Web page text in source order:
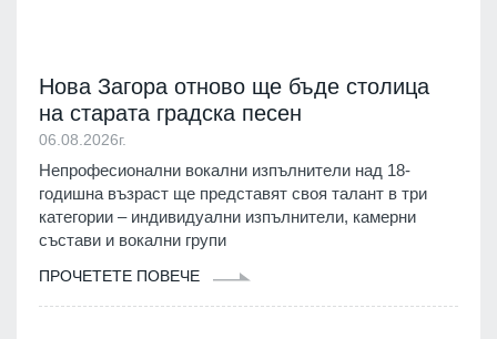
Нова Загора отново ще бъде столица
на старата градска песен
06.08.2026г.
Непрофесионални вокални изпълнители над 18-
годишна възраст ще представят своя талант в три
категории – индивидуални изпълнители, камерни
състави и вокални групи
ПРОЧЕТЕТЕ ПОВЕЧЕ